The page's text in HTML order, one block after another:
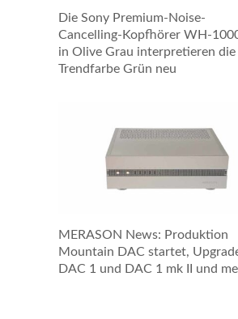
Die Sony Premium-Noise-
Cancelling-Kopfhörer WH-
in Olive Grau interpretieren die
Trendfarbe Grün neu
MERASON News: Produktion
Mountain DAC startet,
DAC 1 und DAC 1 mk II und